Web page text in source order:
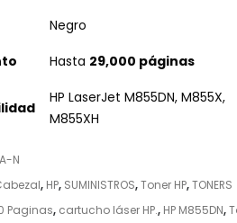
Negro
Hasta 29,000 páginas
HP LaserJet M855DN, M855X,
M855XH
N
, HP, SUMINISTROS,Toner HP,TONERS
Paginas, cartucho láser HP., HP M855DN,